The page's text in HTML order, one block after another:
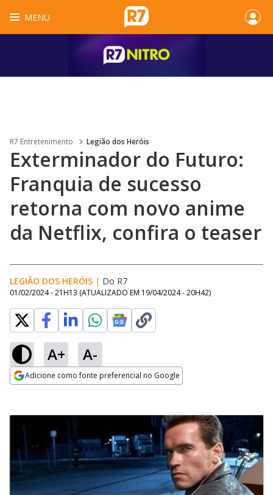
MENU
R7 Entretenimento Legião dos Heróis
Exterminador do Futuro:
Franquia de sucesso
retorna com novo anime
da Netflix, confira o teaser
LEGIÃO DOS HERÓIS | Do R7
01/02/2024 - 21H13 (ATUALIZADO EM 19/04/2024 - 20H42)
A+ A-
Adicione como fonte preferencial no Google